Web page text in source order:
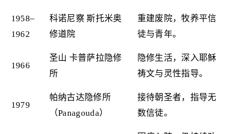
1958–
1962
科诺尼察 斯托米奥
修道院
重建废院，牧养平信
徒与青年。
1966
圣山 卡普萨拉隐修
所
隐修生活，深入耶稣
祷文与灵性指导。
1979
帕纳古达隐修所
（Panagouda）
接待朝圣者，指导无
数信徒。